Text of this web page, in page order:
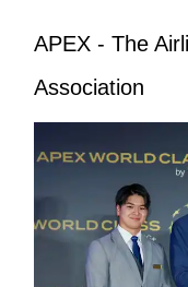
APEX - The
Association